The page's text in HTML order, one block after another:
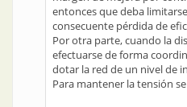
entonces que deba
consecuente pérdida de
Por otra parte, cuando la
efectuarse de forma
dotar la red de un nivel de
Para mantener la tensión